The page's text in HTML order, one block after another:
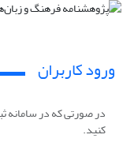
ورود کاربران
در صورتی که در سامانه
کنید.